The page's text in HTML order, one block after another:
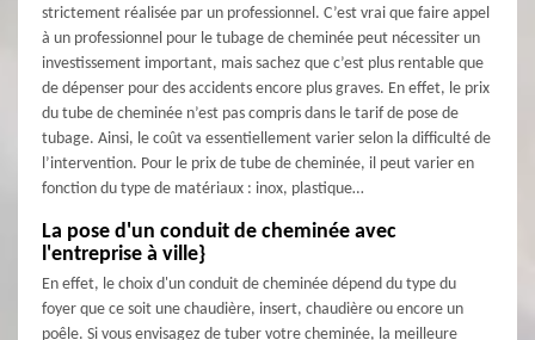
strictement réalisée par un professionnel. C’est vrai que faire appel
à un professionnel pour le tubage de cheminée peut nécessiter un
investissement important, mais sachez que c’est plus rentable que
de dépenser pour des accidents encore plus graves. En effet, le prix
du tube de cheminée n’est pas compris dans le tarif de pose de
tubage. Ainsi, le coût va essentiellement varier selon la difficulté de
l’intervention. Pour le prix de tube de cheminée, il peut varier en
fonction du type de matériaux : inox, plastique…
La pose d'un conduit de cheminée avec
l'entreprise à ville}
En effet, le choix d'un conduit de cheminée dépend du type du
foyer que ce soit une chaudière, insert, chaudière ou encore un
poêle. Si vous envisagez de tuber votre cheminée, la meilleure